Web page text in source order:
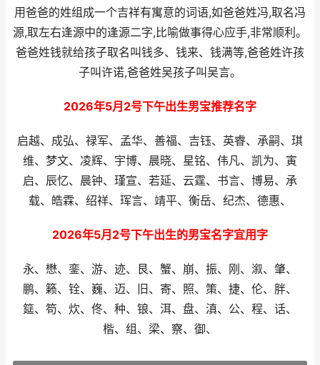
用爸爸的姓组成一个吉祥有寓意的词语,如爸爸姓冯,取名冯
源,取左右逢源中的逢源二字,比喻做事得心应手,非常顺利。
爸爸姓钱就给孩子取名叫钱多、钱来、钱满等,爸爸姓许孩
子叫许诺,爸爸姓吴孩子叫吴言。
2026年5月2号下午出生男宝推荐名字
启越、成弘、禄军、孟华、善福、吉钰、英睿、承嗣、琪
维、梦文、凌辉、宇博、晨晓、星铭、伟凡、凯为、寅
启、辰忆、晨钟、瑾宣、若延、云霆、书言、博易、承
载、皓霖、绍祥、珲言、靖平、衡岳、纪杰、德惠、
2026年5月2号下午出生的男宝名字宜用字
永、懋、銮、游、迹、艮、蟹、崩、振、刚、溆、肇、
鹏、籁、铨、巍、迈、旧、寄、照、策、捷、伦、胖、
筵、笱、炊、佟、种、锒、洱、盘、滇、公、程、话、
楷、组、梁、察、御、